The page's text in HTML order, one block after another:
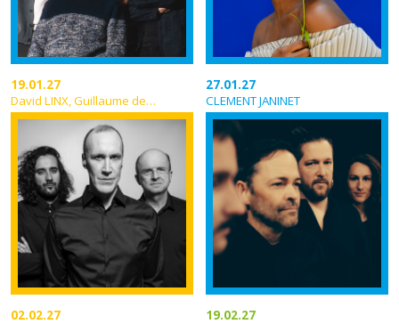
19.01.27
David LINX, Guillaume de CHASSY, Matteo PASTORINO
27.01.27
CLEMENT JANINET
02.02.27
19.02.27